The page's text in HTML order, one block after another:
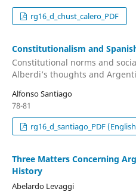
rg16_d_chust_calero_PDF
Constitutionalism and
Constitutional norms and
Alberdi’s thoughts and
Alfonso Santiago
78-81
rg16_d_santiago_PDF
Three Matters Concerning
History
Abelardo Levaggi